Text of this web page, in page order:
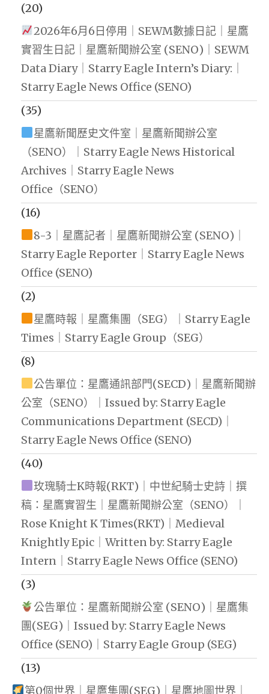
(20)
2026年6月6日停用｜SEWM數據日記｜星鷹
實習生日記｜星鷹新聞辦公室 (SENO)｜SEWM
Data Diary｜Starry Eagle Intern’s Diary:｜
Starry Eagle News Office (SENO)
(35)
星鷹新聞歷史文件室｜星鷹新聞辦公室
（SENO）｜Starry Eagle News Historical
Archives｜Starry Eagle News
Office（SENO）
(16)
8-3｜星鷹記者｜星鷹新聞辦公室 (SENO)｜
Starry Eagle Reporter｜Starry Eagle News
Office (SENO)
(2)
星鷹時報｜星鷹集團（SEG）｜Starry Eagle
Times｜Starry Eagle Group（SEG）
(8)
公告單位：星鷹通訊部門(SECD)｜星鷹新聞辦
公室（SENO）｜Issued by: Starry Eagle
Communications Department (SECD)｜
Starry Eagle News Office (SENO)
(40)
玫瑰騎士K時報(RKT)｜中世紀騎士史詩｜撰
稿：星鷹實習生｜星鷹新聞辦公室（SENO）｜
Rose Knight K Times(RKT)｜Medieval
Knightly Epic｜Written by: Starry Eagle
Intern｜Starry Eagle News Office (SENO)
(3)
公告單位：星鷹新聞辦公室 (SENO)｜星鷹集
團(SEG)｜Issued by: Starry Eagle News
Office (SENO)｜Starry Eagle Group (SEG)
(13)
第0個世界｜星鷹集團(SEG)｜星鷹地圖世界｜